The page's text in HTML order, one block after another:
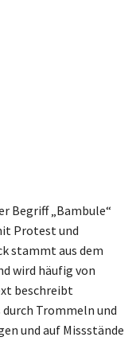
Begriff „Bambule“
Protest und
stammt aus dem
wird häufig von
beschreibt
durch Trommeln und
und auf Missstände